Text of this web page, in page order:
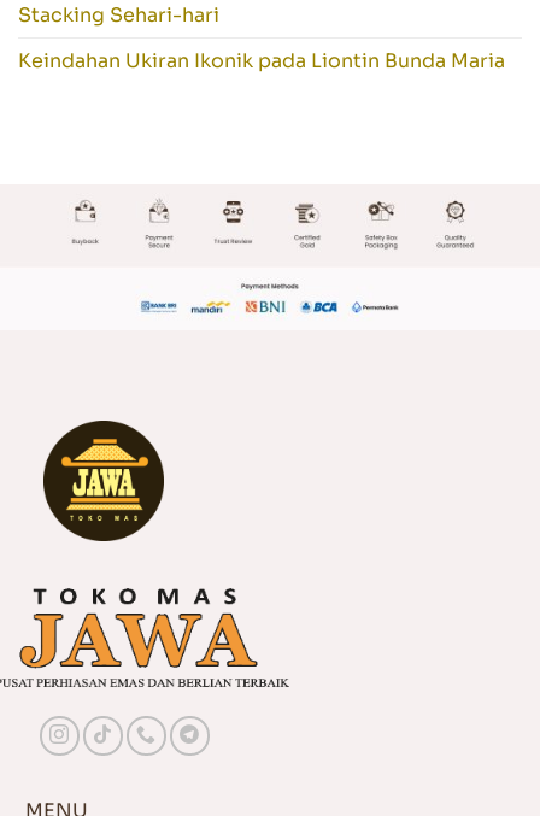
Stacking Sehari-hari
Keindahan Ukiran Ikonik pada Liontin Bunda Maria
MENU